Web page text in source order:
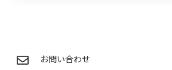
お問い合わせ